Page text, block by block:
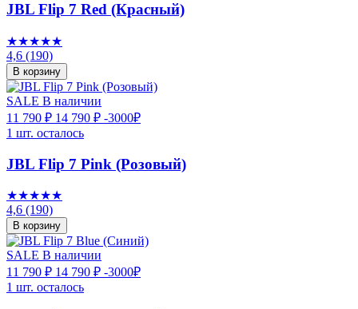
JBL Flip 7 Red (Красный)
★★★★★
4,6 (190)
В корзину
SALE В наличии
11 790 ₽ 14 790 ₽ -3000₽
1 шт. осталось
JBL Flip 7 Pink (Розовый)
★★★★★
4,6 (190)
В корзину
SALE В наличии
11 790 ₽ 14 790 ₽ -3000₽
1 шт. осталось